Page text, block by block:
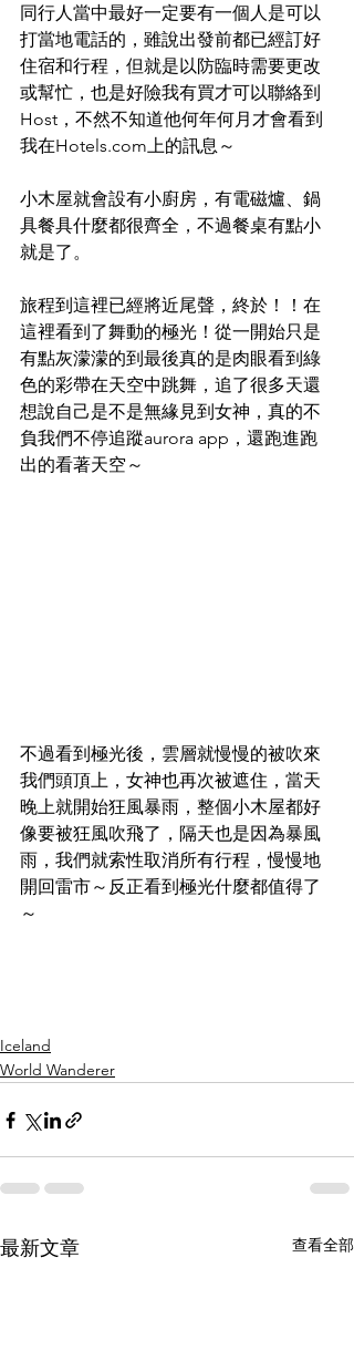
同行人當中最好一定要有一個人是可以
打當地電話的，雖說出發前都已經訂好
住宿和行程，但就是以防臨時需要更改
或幫忙，也是好險我有買才可以聯絡到
Host，不然不知道他何年何月才會看到
我在Hotels.com上的訊息～
小木屋就會設有小廚房，有電磁爐、鍋
具餐具什麼都很齊全，不過餐桌有點小
就是了。
旅程到這裡已經將近尾聲，終於！！在
這裡看到了舞動的極光！從一開始只是
有點灰濛濛的到最後真的是肉眼看到綠
色的彩帶在天空中跳舞，追了很多天還
想說自己是不是無緣見到女神，真的不
負我們不停追蹤aurora app，還跑進跑
出的看著天空～
不過看到極光後，雲層就慢慢的被吹來
我們頭頂上，女神也再次被遮住，當天
晚上就開始狂風暴雨，整個小木屋都好
像要被狂風吹飛了，隔天也是因為暴風
雨，我們就索性取消所有行程，慢慢地
開回雷市～反正看到極光什麼都值得了
～
Iceland
World Wanderer
最新文章 查看全部